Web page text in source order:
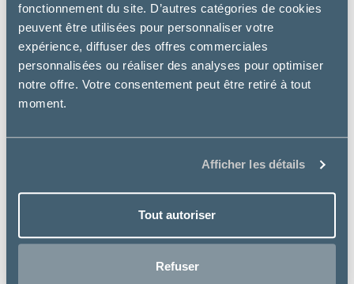
fonctionnement du site. D’autres catégories de cookies
peuvent être utilisées pour personnaliser votre
expérience, diffuser des offres commerciales
personnalisées ou réaliser des analyses pour optimiser
notre offre. Votre consentement peut être retiré à tout
moment.
Afficher les détails
Tout autoriser
Refuser
PREVEXTO – GRAND CHIEN